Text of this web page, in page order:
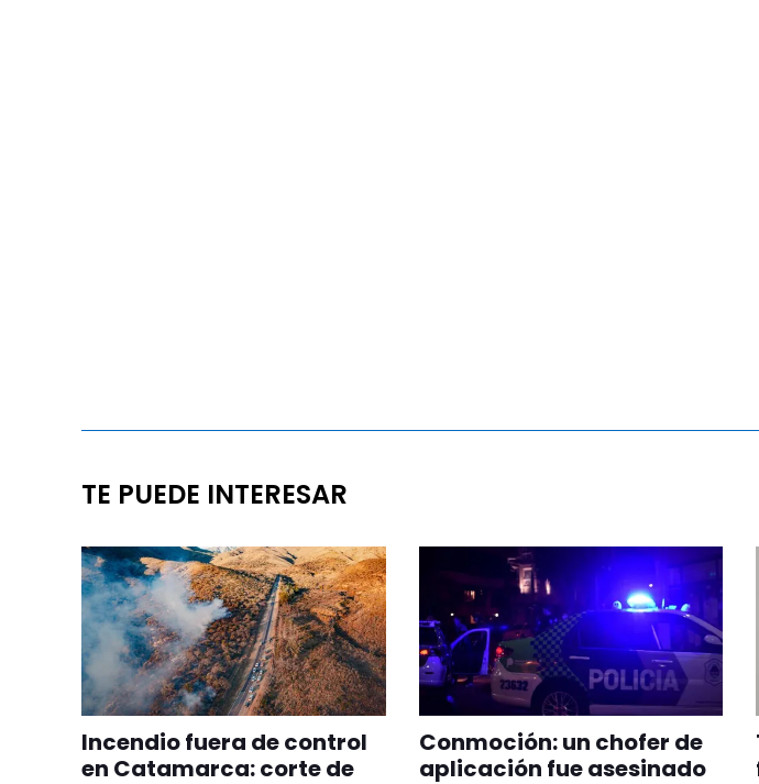
TE PUEDE INTERESAR
Incendio fuera de control
en Catamarca: corte de
Conmoción: un chofer de
aplicación fue asesinado